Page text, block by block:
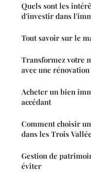
Quels sont les
d'investir dans
Tout savoir sur le
Transformez votre
avec une
Acheter un bien
accédant
Comment choisir
dans les Trois
Gestion de
éviter